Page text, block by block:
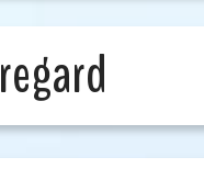
regard